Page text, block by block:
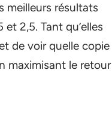
meilleurs résultats
2,5. Tant qu’elles
de voir quelle copie
maximisant le retour